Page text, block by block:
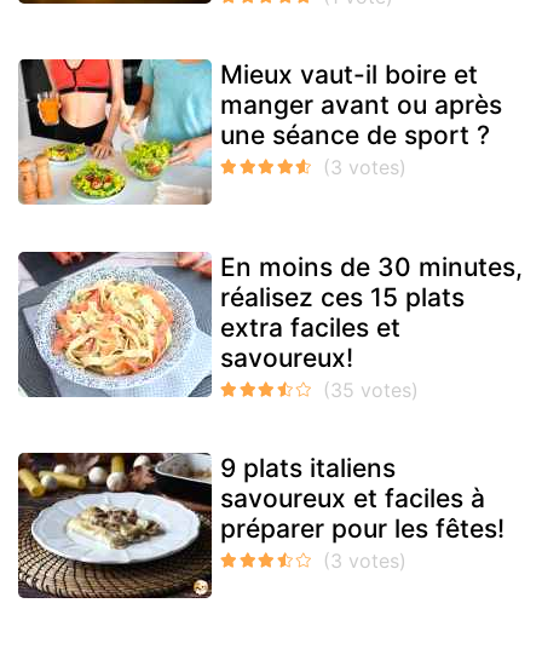
Mieux vaut-il boire et
manger avant ou après
une séance de sport ?
En moins de 30 minutes,
réalisez ces 15 plats
extra faciles et
savoureux!
9 plats italiens
savoureux et faciles à
préparer pour les fêtes!